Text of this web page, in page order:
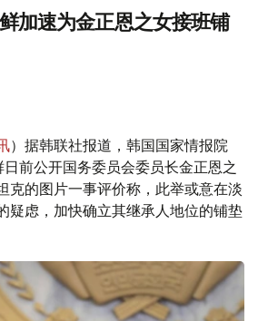
加速为金正恩之女接班铺
）据韩联社报道，韩国国家情报院
日前公开国务委员会委员长金正恩之
克的图片一事评价称，此举或意在淡
疑虑，加快确立其继承人地位的铺垫